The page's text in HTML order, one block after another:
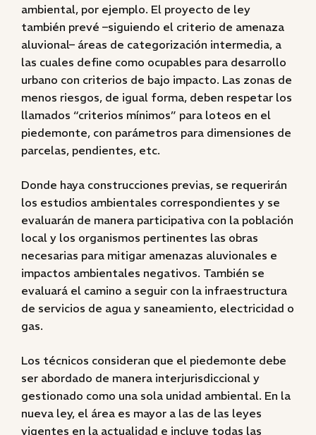
ambiental, por ejemplo. El proyecto de ley
también prevé –siguiendo el criterio de amenaza
aluvional– áreas de categorización intermedia, a
las cuales define como ocupables para desarrollo
urbano con criterios de bajo impacto. Las zonas de
menos riesgos, de igual forma, deben respetar los
llamados “criterios mínimos” para loteos en el
piedemonte, con parámetros para dimensiones de
parcelas, pendientes, etc.
Donde haya construcciones previas, se requerirán
los estudios ambientales correspondientes y se
evaluarán de manera participativa con la población
local y los organismos pertinentes las obras
necesarias para mitigar amenazas aluvionales e
impactos ambientales negativos. También se
evaluará el camino a seguir con la infraestructura
de servicios de agua y saneamiento, electricidad o
gas.
Los técnicos consideran que el piedemonte debe
ser abordado de manera interjurisdiccional y
gestionado como una sola unidad ambiental. En la
nueva ley, el área es mayor a las de las leyes
vigentes en la actualidad e incluye todas las